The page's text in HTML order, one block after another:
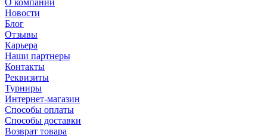
О компании
Новости
Блог
Отзывы
Карьера
Наши партнеры
Контакты
Реквизиты
Турниры
Интернет-магазин
Способы оплаты
Способы доставки
Возврат товара